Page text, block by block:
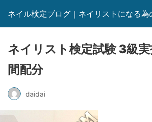
ネイル検定ブログ｜ネイリストになる為
ネイリスト検定試験 3級
間配分
daidai